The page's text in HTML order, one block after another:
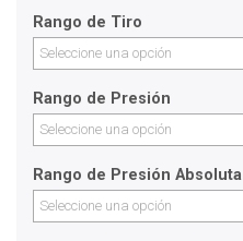
Rango de Tiro
Seleccione una opción
Rango de Presión
Seleccione una opción
Rango de Presión Absoluta
Seleccione una opción